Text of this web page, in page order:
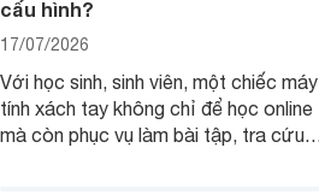
cấu hình?
17/07/2026
Với học sinh, sinh viên, một chiếc máy
tính xách tay không chỉ để học online
mà còn phục vụ làm bài tập, tra cứu,